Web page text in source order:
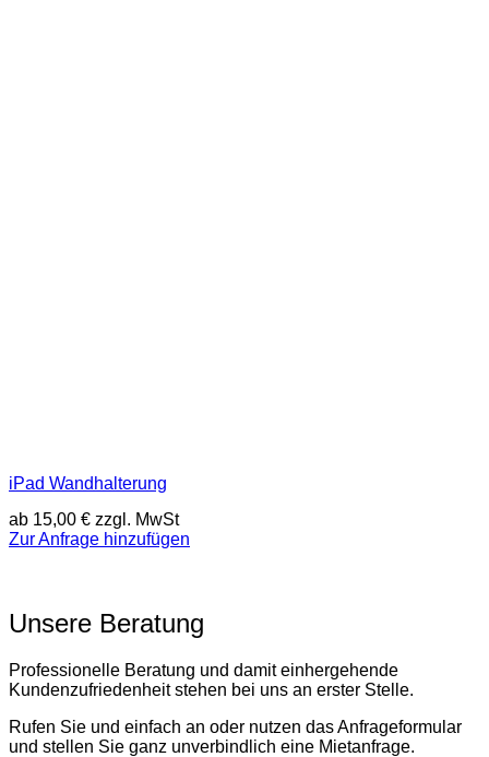
iPad Wandhalterung
ab 15,00 € zzgl. MwSt
Zur Anfrage hinzufügen
Unsere Beratung
Professionelle Beratung und damit einhergehende
Kundenzufriedenheit stehen bei uns an erster Stelle.
Rufen Sie und einfach an oder nutzen das Anfrageformular
und stellen Sie ganz unverbindlich eine Mietanfrage.